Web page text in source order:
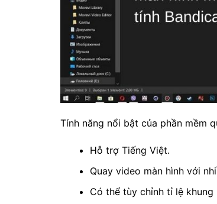
Tính năng nổi bật của phần mềm
Hỗ trợ Tiếng Việt.
Quay video màn hình với
Có thể tùy chỉnh tỉ lệ